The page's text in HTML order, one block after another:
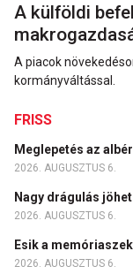
A külföldi
A piacok
kormányváltással.
FRISS
Meglepetés az
2026. AUGUSZTUS 6.
Nagy drágulás
2026. AUGUSZTUS 6.
Esik a
2026. AUGUSZTUS 6.